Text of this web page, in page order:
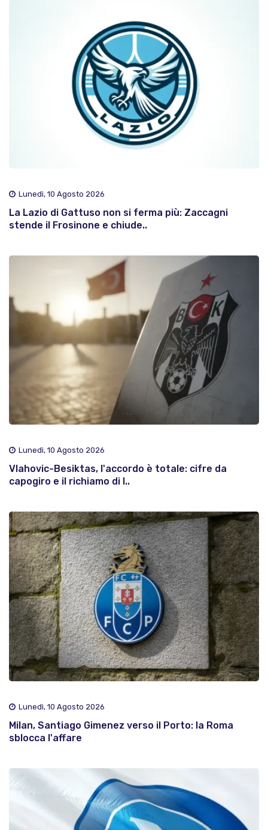
Lunedì, 10 Agosto 2026
La Lazio di Gattuso non si ferma più: Zaccagni
stende il Frosinone e chiude..
Lunedì, 10 Agosto 2026
Vlahovic-Besiktas, l'accordo è totale: cifre da
capogiro e il richiamo di I..
Lunedì, 10 Agosto 2026
Milan, Santiago Gimenez verso il Porto: la Roma
sblocca l'affare